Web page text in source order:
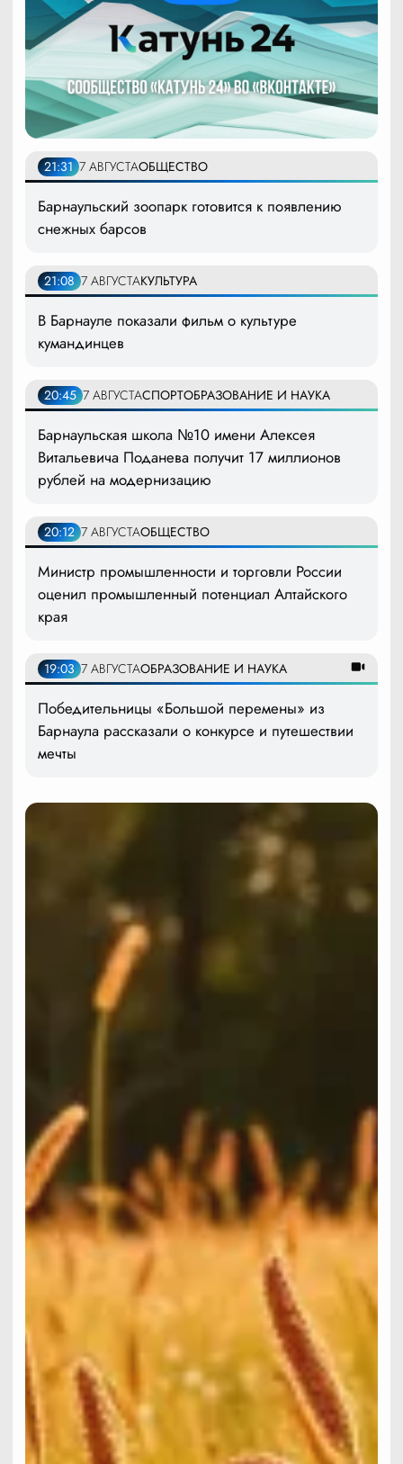
21:31 7 АВГУСТАОБЩЕСТВО
Барнаульский зоопарк готовится к появлению
снежных барсов
21:08 7 АВГУСТАКУЛЬТУРА
В Барнауле показали фильм о культуре
кумандинцев
20:45 7 АВГУСТАСПОРТОБРАЗОВАНИЕ И НАУКА
Барнаульская школа №10 имени Алексея
Витальевича Поданева получит 17 миллионов
рублей на модернизацию
20:12 7 АВГУСТАОБЩЕСТВО
Министр промышленности и торговли России
оценил промышленный потенциал Алтайского
края
19:03 7 АВГУСТАОБРАЗОВАНИЕ И НАУКА
Победительницы «Большой перемены» из
Барнаула рассказали о конкурсе и путешествии
мечты